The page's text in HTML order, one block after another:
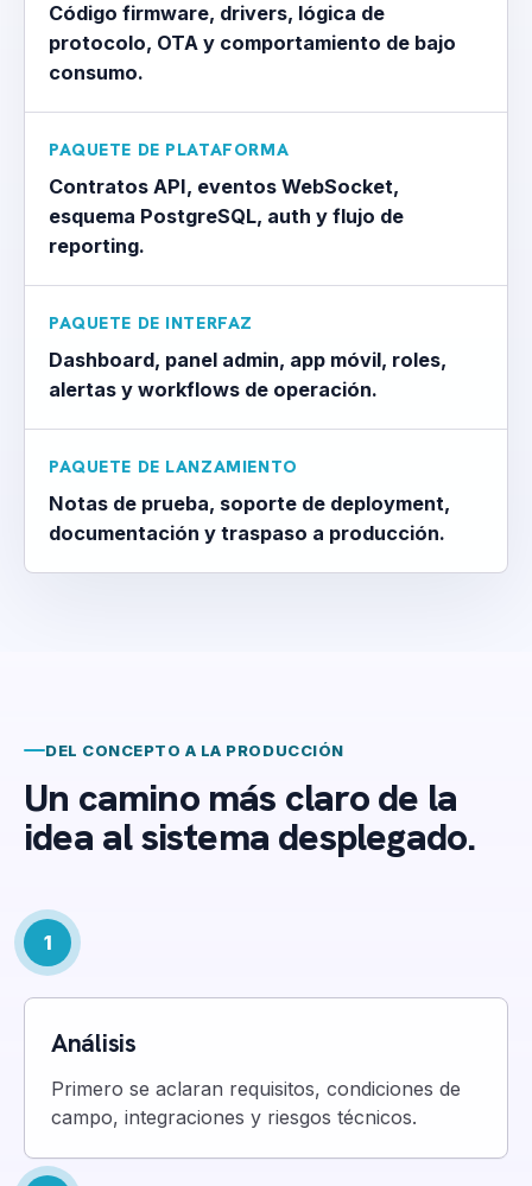
Código firmware, drivers, lógica de
protocolo, OTA y comportamiento de bajo
consumo.
PAQUETE DE PLATAFORMA
Contratos API, eventos WebSocket,
esquema PostgreSQL, auth y flujo de
reporting.
PAQUETE DE INTERFAZ
Dashboard, panel admin, app móvil, roles,
alertas y workflows de operación.
PAQUETE DE LANZAMIENTO
Notas de prueba, soporte de deployment,
documentación y traspaso a producción.
DEL CONCEPTO A LA PRODUCCIÓN
Un camino más claro de la
idea al sistema desplegado.
1
Análisis
Primero se aclaran requisitos, condiciones de
campo, integraciones y riesgos técnicos.